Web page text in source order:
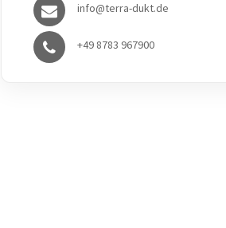
info@terra-dukt.de
+49 8783 967900